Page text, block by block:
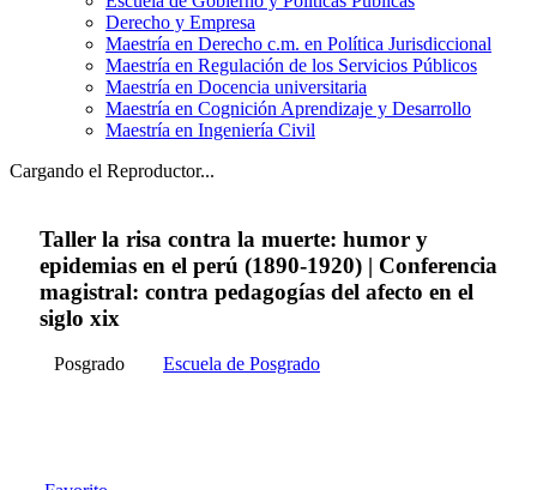
Derecho y Empresa
Maestría en Derecho c.m. en Política Jurisdiccional
Maestría en Regulación de los Servicios Públicos
Maestría en Docencia universitaria
Maestría en Cognición Aprendizaje y Desarrollo
Maestría en Ingeniería Civil
Cargando el Reproductor...
Taller la risa contra la muerte: humor y
epidemias en el perú (1890-1920) | Conferencia
magistral: contra pedagogías del afecto en el
siglo xix
Posgrado Escuela de Posgrado